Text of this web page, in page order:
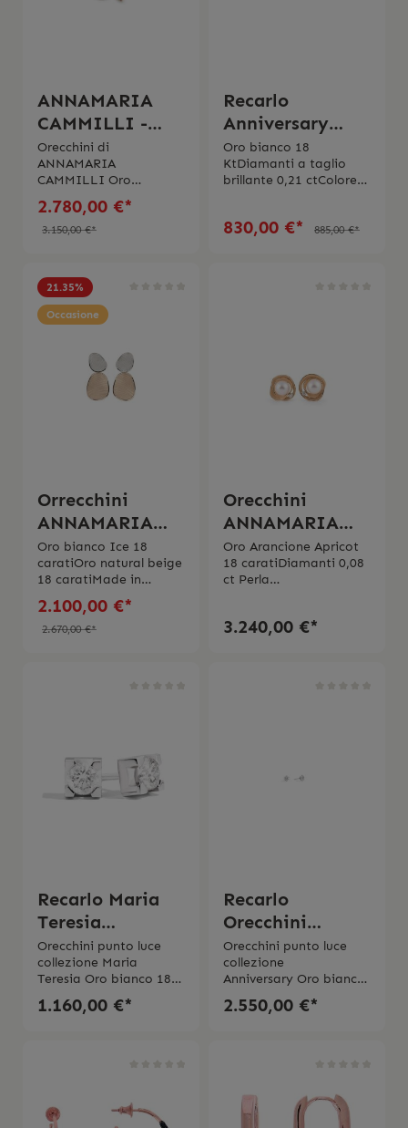
ANNAMARIA
CAMMILLI -
Dune
Orecchini di
ANNAMARIA
CAMMILLI Oro
caratiBrillanti 0,24 ctIl
prodotto viene spedito
2.780,00 €*
3.150,00 €*
Recarlo
Anniversary
Orecchini 0,21 ct
Oro bianco 18
KtDiamanti a taglio
brillante 0,21 ctColore
830,00 €* 885,00 €*
21.35%
Occasione
Orrecchini
ANNAMARIA
CAMILLI Velvet
Oro bianco Ice 18
caratiOro natural beige
18 caratiMade in
Italy Il prodotto viene
spedito con la scatola
originale.
2.100,00 €*
2.670,00 €*
Orecchini
ANNAMARIA
CAMILLI- Dune
Pearl
Oro Arancione Apricot
18 caratiDiamanti 0,08
ct Perla
spedito con la scatola
3.240,00 €*
Recarlo Maria
Teresia
Orecchini 0.26
Orecchini punto luce
collezione Maria
Teresia Oro bianco 18
Kt Diamante a taglio
brillante 0.26Colre
1.160,00 €*
Recarlo
Orecchini
Anniversary
punto luce 0.53
Orecchini punto luce
collezione
Anniversary Oro bianco
18 KtDiamante taglio
brillante 0.53 ctColore
2.550,00 €*